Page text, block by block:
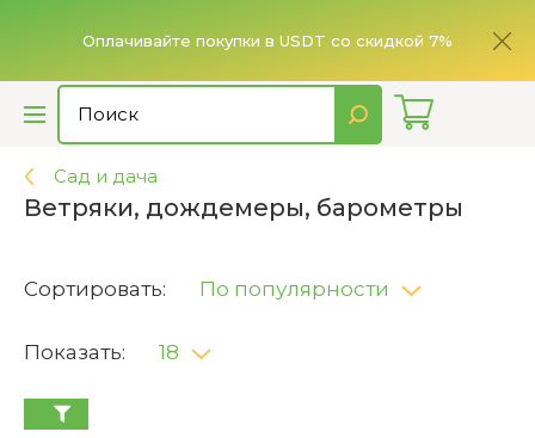
Оплачивайте покупки в USDT со скидкой 7%
Сад и дача
Ветряки, дождемеры, барометры
Сортировать: По популярности
Показать: 18